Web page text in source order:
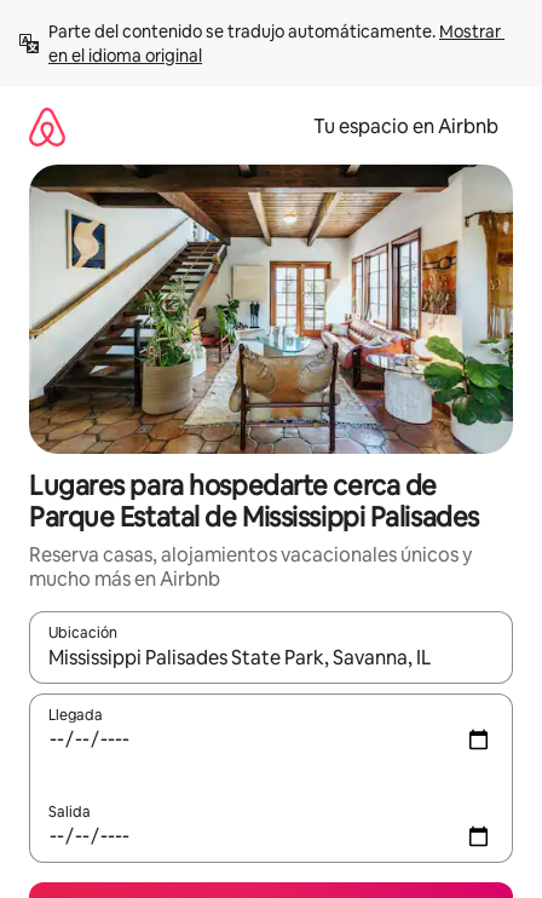
contenido
Parte del contenido se tradujo automáticamente. Mostrar
en el idioma original
Tu espacio en Airbnb
Lugares para hospedarte cerca de
Parque Estatal de Mississippi Palisades
Reserva casas, alojamientos vacacionales únicos y
mucho más en Airbnb
Ubicación
Cuando los resultados estén disponibles, podrás navegar
Llegada
Salida